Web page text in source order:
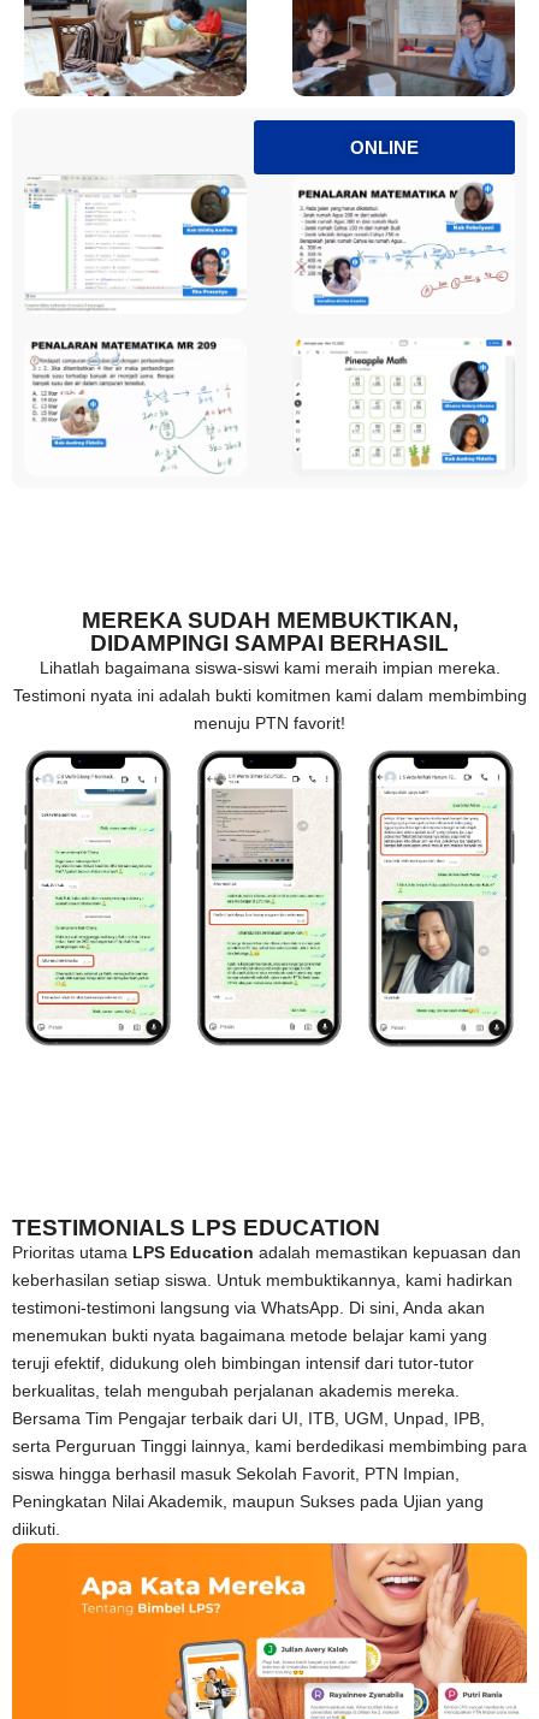
ONLINE
MEREKA SUDAH MEMBUKTIKAN,
DIDAMPINGI SAMPAI BERHASIL
Lihatlah bagaimana siswa-siswi kami meraih impian mereka.
Testimoni nyata ini adalah bukti komitmen kami dalam membimbing
menuju PTN favorit!
TESTIMONIALS LPS EDUCATION
Prioritas utama LPS Education adalah memastikan kepuasan dan
keberhasilan setiap siswa. Untuk membuktikannya, kami hadirkan
testimoni-testimoni langsung via WhatsApp. Di sini, Anda akan
menemukan bukti nyata bagaimana metode belajar kami yang
teruji efektif, didukung oleh bimbingan intensif dari tutor-tutor
berkualitas, telah mengubah perjalanan akademis mereka.
Bersama Tim Pengajar terbaik dari UI, ITB, UGM, Unpad, IPB,
serta Perguruan Tinggi lainnya, kami berdedikasi membimbing para
siswa hingga berhasil masuk Sekolah Favorit, PTN Impian,
Peningkatan Nilai Akademik, maupun Sukses pada Ujian yang
diikuti.